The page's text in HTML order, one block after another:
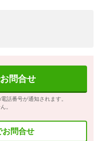
問合せ
話番号が通知されます。
。
お問合せ